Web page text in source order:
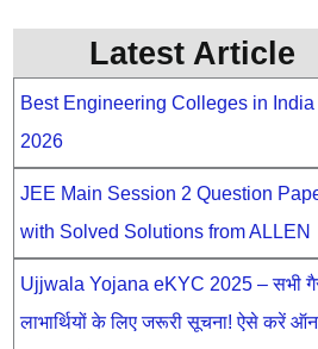
Latest Article
Best Engineering Colleges in India
2026
JEE Main Session 2 Question
with Solved Solutions from ALLEN
Ujjwala Yojana eKYC 2025 – सभी
लाभार्थियों के लिए जरूरी सूचना! ऐसे करें